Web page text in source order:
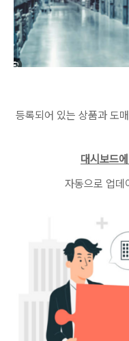
등록되어 있는 상품과 도
대시보드
자동으로 업데